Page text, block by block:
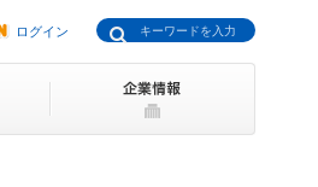
ログイン